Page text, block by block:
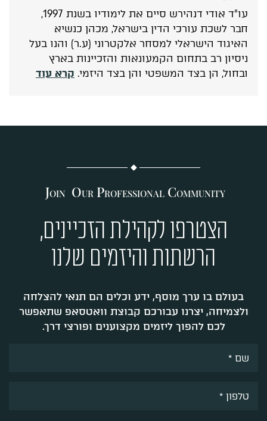
עו"ד אודי דנהירש סיים את לימודיו בשנת 1997,
חבר לשכת עורכי הדין בישראל, מכהן כנשיא
האיגוד הישראלי למסחר אלקטרוני (ע.ר) והנו בעל
ניסיון רב בתחום הקמעונאות והזכיינות בארץ
ובחול, הן בצד המשפטי והן בצד היזמי. קרא עוד
JOIN OUR PROFESSIONAL COMMUNITY
הצטרפו לקהילת הזכיינים,
הרשתות והיזמים שלנו
בעולם בו ערך מוסף, ידע וכלים הם תנאי להצלחה
ולצמיחה, יצרנו עבורכם קבוצת וואטסאפ שתאפשר
לכם להפוך ליזמים מקצוענים ופורצי דרך.